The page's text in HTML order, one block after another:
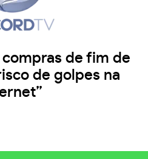
compras de fim de
de golpes na